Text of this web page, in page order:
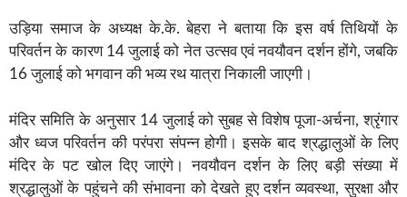
उड़िया समाज के अध्यक्ष के.के. बेहरा ने बताया कि इस वर्ष तिथियों के
परिवर्तन के कारण 14 जुलाई को नेत उत्सव एवं नवयौवन दर्शन होंगे, जबकि
16 जुलाई को भगवान की भव्य रथ यात्रा निकाली जाएगी।
मंदिर समिति के अनुसार 14 जुलाई को सुबह से विशेष पूजा-अर्चना, श्रृंगार
और ध्वज परिवर्तन की परंपरा संपन्न होगी। इसके बाद श्रद्धालुओं के लिए
मंदिर के पट खोल दिए जाएंगे। नवयौवन दर्शन के लिए बड़ी संख्या में
श्रद्धालुओं के पहुंचने की संभावना को देखते हुए दर्शन व्यवस्था, सुरक्षा और